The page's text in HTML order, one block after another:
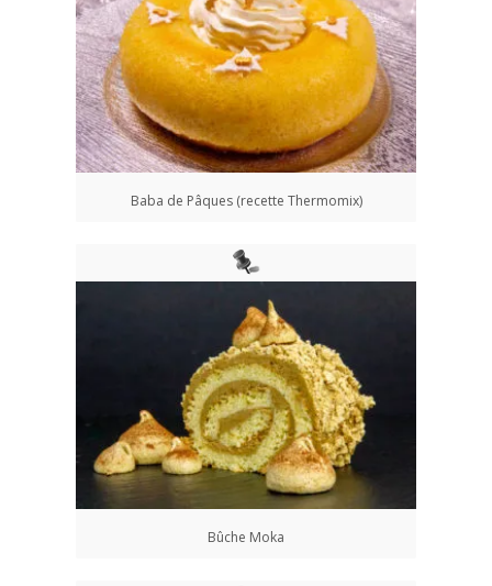
Baba de Pâques (recette Thermomix)
Bûche Moka